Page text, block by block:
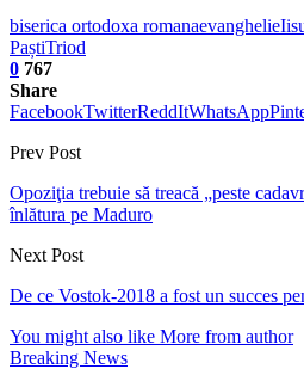
biserica ortodoxa romanaevanghelie
PaștiTriod
0 767
Share
FacebookTwitterReddItWhatsApp
Prev Post
Opoziţia trebuie să treacă „peste
înlătura pe Maduro
Next Post
De ce Vostok-2018 a fost un succes
You might also like More from author
Breaking News